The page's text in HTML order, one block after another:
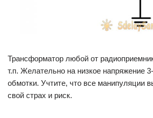
Трансформатор любой от
т.п. Желательно на низкое напряжение
обмотки. Учтите, что все манипуляции
свой страх и риск.